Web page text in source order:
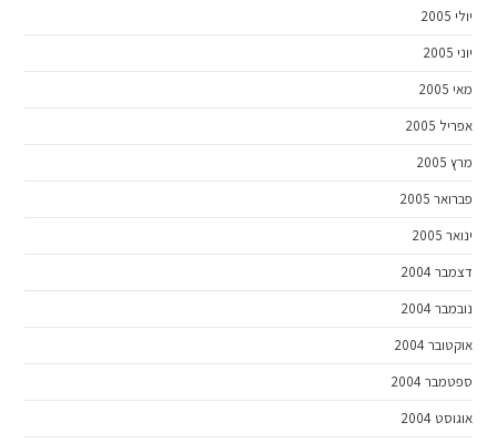
יולי 2005
יוני 2005
מאי 2005
אפריל 2005
מרץ 2005
פברואר 2005
ינואר 2005
דצמבר 2004
נובמבר 2004
אוקטובר 2004
ספטמבר 2004
אוגוסט 2004